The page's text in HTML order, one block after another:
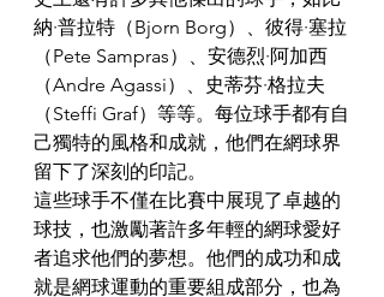
納·普拉特（Bjorn Borg）、彼得·塞拉
（Pete Sampras）、安德烈·阿加西
（Andre Agassi）、史蒂芬·格拉夫
（Steffi Graf）等等。每位球手都有自
己獨特的風格和成就，他們在網球界
留下了深刻的印記。
這些球手不僅在比賽中展現了卓越的
球技，也激勵著許多年輕的網球愛好
者追求他們的夢想。他們的成功和成
就是網球運動的重要組成部分，也為